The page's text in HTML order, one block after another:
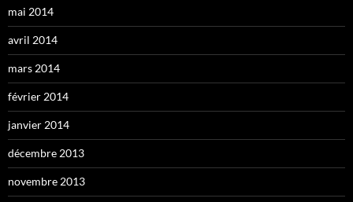
mai 2014
avril 2014
mars 2014
février 2014
janvier 2014
décembre 2013
novembre 2013